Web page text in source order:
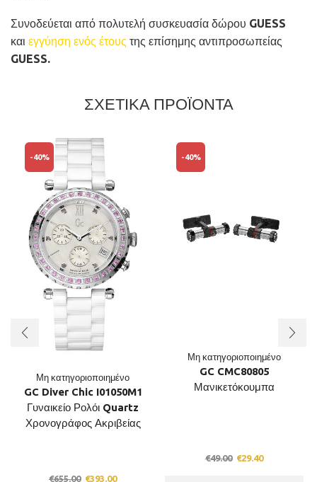
Συνοδεύεται από πολυτελή συσκευασία δώρου GUESS
και εγγύηση ενός έτους της επίσημης αντιπροσωπείας
GUESS.
ΣΧΕΤΙΚΑ ΠΡΟΪΟΝΤΑ
-40%
Μη κατηγοριοποιημένο
GC Diver Chic I01050M1
Γυναικείο Ρολόι Quartz
Χρονογράφος Ακριβείας
€655.00 Original
€393.00Current
-40%
Μη κατηγοριοποιημένο
GC CMC80805
Μανικετόκουμπα
€49.00 Original
€29.40Current